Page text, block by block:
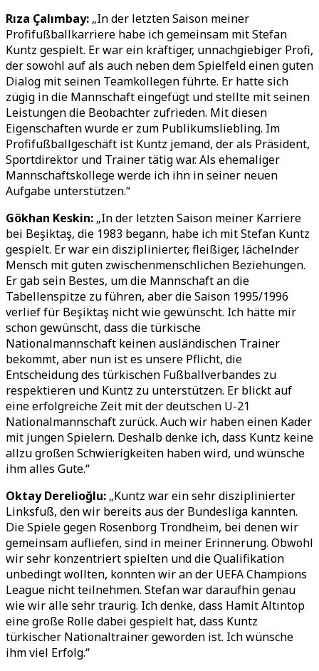
Rıza Çalımbay: „In der letzten Saison meiner
Profifußballkarriere habe ich gemeinsam mit Stefan
Kuntz gespielt. Er war ein kräftiger, unnachgiebiger Profi,
der sowohl auf als auch neben dem Spielfeld einen guten
Dialog mit seinen Teamkollegen führte. Er hatte sich
zügig in die Mannschaft eingefügt und stellte mit seinen
Leistungen die Beobachter zufrieden. Mit diesen
Eigenschaften wurde er zum Publikumsliebling. Im
Profifußballgeschäft ist Kuntz jemand, der als Präsident,
Sportdirektor und Trainer tätig war. Als ehemaliger
Mannschaftskollege werde ich ihn in seiner neuen
Aufgabe unterstützen.“
Gökhan Keskin: „In der letzten Saison meiner Karriere
bei Beşiktaş, die 1983 begann, habe ich mit Stefan Kuntz
gespielt. Er war ein disziplinierter, fleißiger, lächelnder
Mensch mit guten zwischenmenschlichen Beziehungen.
Er gab sein Bestes, um die Mannschaft an die
Tabellenspitze zu führen, aber die Saison 1995/1996
verlief für Beşiktaş nicht wie gewünscht. Ich hätte mir
schon gewünscht, dass die türkische
Nationalmannschaft keinen ausländischen Trainer
bekommt, aber nun ist es unsere Pflicht, die
Entscheidung des türkischen Fußballverbandes zu
respektieren und Kuntz zu unterstützen. Er blickt auf
eine erfolgreiche Zeit mit der deutschen U-21
Nationalmannschaft zurück. Auch wir haben einen Kader
mit jungen Spielern. Deshalb denke ich, dass Kuntz keine
allzu großen Schwierigkeiten haben wird, und wünsche
ihm alles Gute.“
Oktay Derelioğlu: „Kuntz war ein sehr disziplinierter
Linksfuß, den wir bereits aus der Bundesliga kannten.
Die Spiele gegen Rosenborg Trondheim, bei denen wir
gemeinsam aufliefen, sind in meiner Erinnerung. Obwohl
wir sehr konzentriert spielten und die Qualifikation
unbedingt wollten, konnten wir an der UEFA Champions
League nicht teilnehmen. Stefan war daraufhin genau
wie wir alle sehr traurig. Ich denke, dass Hamit Altıntop
eine große Rolle dabei gespielt hat, dass Kuntz
türkischer Nationaltrainer geworden ist. Ich wünsche
ihm viel Erfolg.“